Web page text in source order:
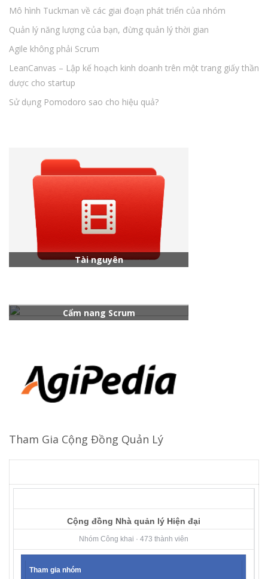
Mô hình Tuckman về các giai đoạn phát triển của nhóm
Quản lý năng lượng của bạn, đừng quản lý thời gian
Agile không phải Scrum
LeanCanvas – Lập kế hoạch kinh doanh trên một trang giấy thần
dược cho startup
Sử dụng Pomodoro sao cho hiệu quả?
Tài nguyên
Cẩm nang Scrum
Tham Gia Cộng Đồng Quản Lý
Cộng đồng Nhà quản lý Hiện đại
Nhóm Công khai · 473 thành viên
Tham gia nhóm